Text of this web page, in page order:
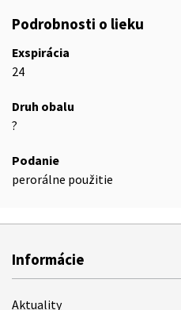
Podrobnosti o lieku
Exspirácia
24
Druh obalu
?
Podanie
perorálne použitie
Informácie
Aktuality